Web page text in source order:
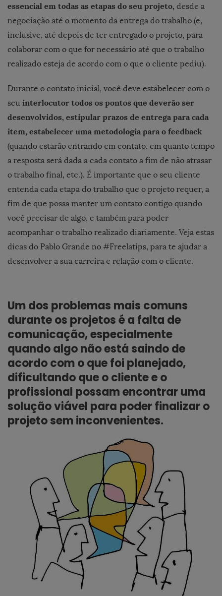
essencial em todas as etapas do seu projeto, desde a
negociação até o momento da entrega do trabalho (e,
inclusive, até depois de ter entregado o projeto, para
colaborar com o que for necessário até que o trabalho
realizado esteja de acordo com o que o cliente pediu).
Durante o contato inicial, você deve estabelecer com o
seu interlocutor todos os pontos que deverão ser
desenvolvidos, estipular prazos de entrega para cada
item, estabelecer uma metodologia para o feedback
(quando estarão entrando em contato, em quanto tempo
a resposta será dada a cada contato a fim de não atrasar
o trabalho final, etc.). É importante que o seu cliente
entenda cada etapa do trabalho que o projeto requer, a
fim de que possa manter um contato contigo quando
você precisar de algo, e também para poder
acompanhar o trabalho realizado diariamente. Veja estas
dicas do Pablo Grande no #Freelatips, para te ajudar a
desenvolver a sua carreira e relação com o cliente.
Um dos problemas mais comuns
durante os projetos é a falta de
comunicação, especialmente
quando algo não está saindo de
acordo com o que foi planejado,
dificultando que o cliente e o
profissional possam encontrar uma
solução viável para poder finalizar o
projeto sem inconvenientes.